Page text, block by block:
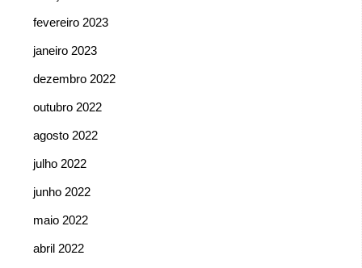
fevereiro 2023
janeiro 2023
dezembro 2022
outubro 2022
agosto 2022
julho 2022
junho 2022
maio 2022
abril 2022